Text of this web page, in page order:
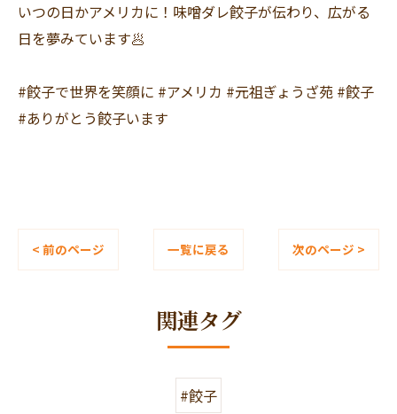
いつの日かアメリカに！味噌ダレ餃子が伝わり、広がる
日を夢みています🥟
#餃子で世界を笑顔に #アメリカ #元祖ぎょうざ苑 #餃子
#ありがとう餃子います
< 前のページ 一覧に戻る 次のページ >
関連タグ
#餃子